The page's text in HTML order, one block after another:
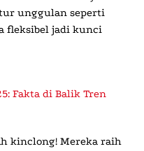
unggulan seperti
fleksibel jadi kunci
Fakta di Balik Tren
kinclong! Mereka raih